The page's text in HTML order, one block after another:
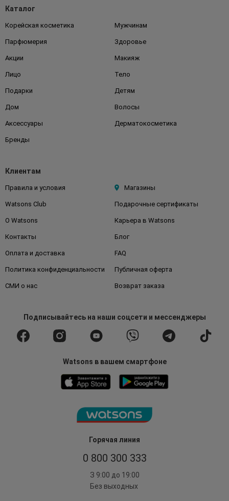
Горячая линия
0 800 300 333
З 9:00 до 19:00
Без выходных
Каталог
Корейская косметика Мужчинам
Парфюмерия Здоровье
Акции Макияж
Лицо Тело
Подарки Детям
Дом Волосы
Аксессуары Дерматокосметика
Бренды
Клиентам
Правила и условия Магазины
Watsons Club Подарочные сертификаты
О Watsons Карьера в Watsons
Контакты Блог
Оплата и доставка FAQ
Политика конфиденциальности Публичная оферта
СМИ о нас Возврат заказа
Подписывайтесьна наши соцсети и мессенджеры
Watsons в вашем смартфоне